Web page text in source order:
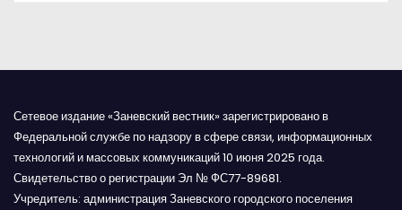
Сетевое издание «Заневский вестник» зарегистрировано в
Федеральной службе по надзору в сфере связи, информационных
технологий и массовых коммуникаций 10 июня 2025 года.
Свидетельство о регистрации Эл № ФС77-89681.
Учредитель: администрация Заневского городского поселения